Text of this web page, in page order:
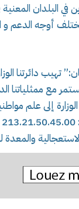
في البلدان
أوجه الدعم و
تهيب دائرتنا
مع ممثلياتنا
إلى علم